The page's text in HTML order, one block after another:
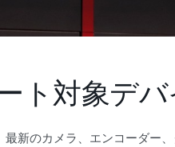
ト対象デ
最新のカメラ、エンコーダー